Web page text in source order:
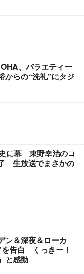
、バラエティー
らの“洗礼”にタジ
に幕 東野幸治のコ
生放送でまさかの
ン＆深夜＆ローカ
を告白 くっきー！
と感動